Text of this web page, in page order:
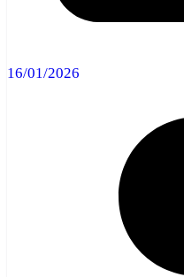
16/01/2026